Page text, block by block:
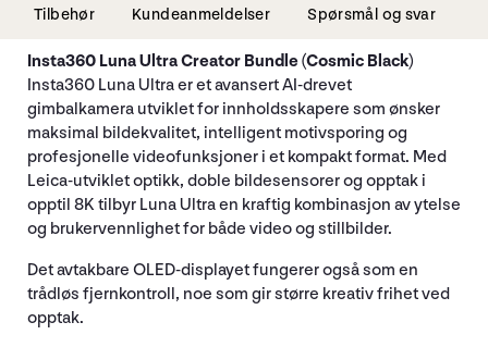
Tilbehør Kundeanmeldelser Spørsmål og svar
Insta360 Luna Ultra Creator Bundle (Cosmic Black)
Insta360 Luna Ultra er et avansert AI-drevet
gimbalkamera utviklet for innholdsskapere som ønsker
maksimal bildekvalitet, intelligent motivsporing og
profesjonelle videofunksjoner i et kompakt format. Med
Leica-utviklet optikk, doble bildesensorer og opptak i
opptil 8K tilbyr Luna Ultra en kraftig kombinasjon av ytelse
og brukervennlighet for både video og stillbilder.
Det avtakbare OLED-displayet fungerer også som en
trådløs fjernkontroll, noe som gir større kreativ frihet ved
opptak.